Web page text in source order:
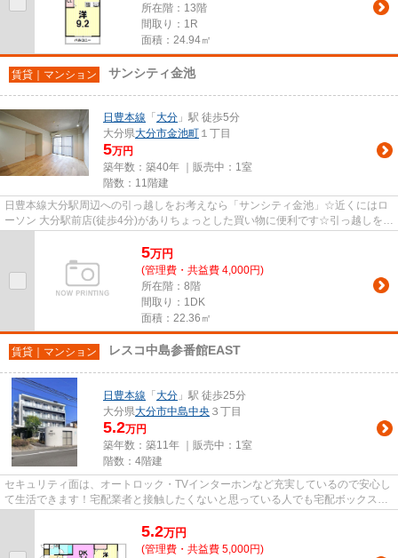
所在階：13階
間取り：1R
面積：24.94㎡
賃貸｜マンション サンシティ金池
日豊本線 「 大分 」駅 徒歩5分
大分県大分市金池町 １丁目
5万円
築年数：築40年 ｜販売中： 1室
階数：11階建
日豊本線大分駅周辺への引っ越しをお考えなら「サンシティ金池」☆近くにはロ
ーソン 大分駅前店(徒歩4分)がありちょっとした買い物に便利です☆引っ越しをす
5万円
(管理費・共益費 4,000円)
所在階：8階
間取り：1DK
面積：22.36㎡
賃貸｜マンション レスコ中島参番館EAST
日豊本線 「 大分 」駅 徒歩25分
大分県大分市中島中央 ３丁目
5.2万円
築年数：築11年 ｜販売中： 1室
階数：4階建
セキュリティ面は、オートロック・TVインターホンなど充実しているので安心し
て生活できます！宅配業者と接触したくないと思っている人でも宅配ボックスが
5.2万円
(管理費・共益費 5,000円)